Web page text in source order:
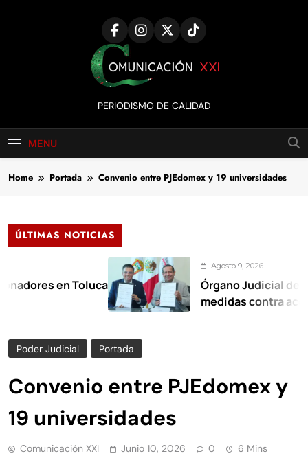
Comunicación
XXI
PERIODISMO DE CALIDAD
MENU
Home Portada Convenio entre PJEdomex y 19 universidades
ÚLTIMAS NOTICIAS
en Toluca
Agosto 9, 2026
Órgano Judicial del
medidas contra acoso
Poder Judicial Portada
Convenio entre PJEdomex y
19 universidades
Comunicación XXI Junio 10, 2026 0 6 Mins